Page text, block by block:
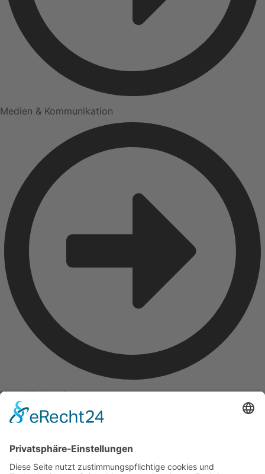
Medien & Kommunikation
Host-Moderation
Seit Kindesbeinen für Veranstaltungen aktiv, hat Christoph
Filmfestivals organisiert und mit seiner Band auf vielen
velo_konzept steht Christoph im Rampenlicht: als Host-
Moderator auf Konferenzen und Pitch Events oder in der
Moderation seiner Fahrradfilmprogramme.